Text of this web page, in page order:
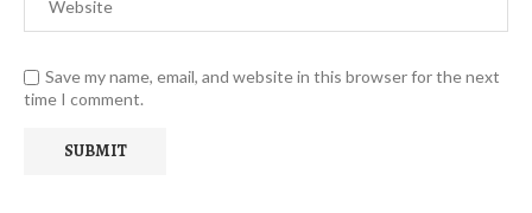
Save my name, email, and website in this browser for the next
time I comment.